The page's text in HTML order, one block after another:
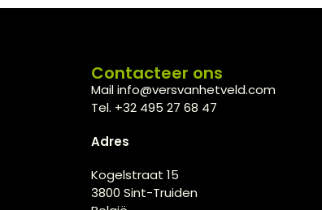
Contacteer ons
Mail info@versvanhetveld.com
Tel. +32 495 27 68 47
Adres
Kogelstraat 15
3800 Sint-Truiden